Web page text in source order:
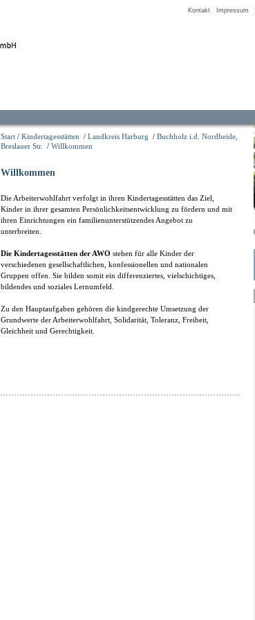
Kontakt Impressum
Start / Kindertagesstätten / Landkreis Harburg / Buchholz i.d. Nordheide,
Breslauer Str.
/ Willkommen
Willkommen
Die Arbeiterwohlfahrt verfolgt in ihren Kindertagesstätten das Ziel,
Kinder in ihrer gesamten Persönlichkeitsentwicklung zu fördern und mit
ihren Einrichtungen ein familienunterstützendes Angebot zu
unterbreiten.
Die Kindertagesstätten der AWO stehen für alle Kinder der
verschiedenen gesellschaftlichen, konfessionellen und nationalen
Gruppen offen. Sie bilden somit ein differenziertes, vielschichtiges,
bildendes und soziales Lernumfeld.
Zu den Hauptaufgaben gehören die kindgerechte Umsetzung der
Grundwerte der Arbeiterwohlfahrt, Solidarität, Toleranz, Freiheit,
Gleichheit und Gerechtigkeit.